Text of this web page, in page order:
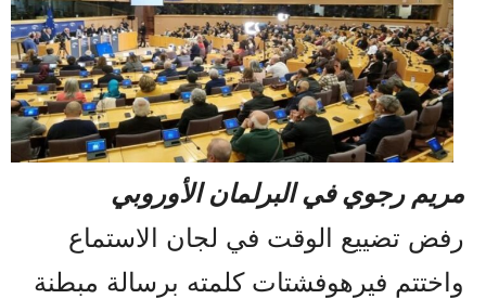
مريم رجوي في البرلمان الأوروبي
رفض تضييع الوقت في لجان الاستماع
واختتم فيرهوفشتات كلمته برسالة مبطنة